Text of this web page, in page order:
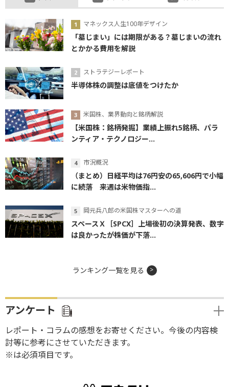
マネックス人生100年デザイン
「墓じまい」には期限がある？墓じまいの流れ
とかかる費用を解説
ストラテジーレポート
半導体株の調整は底値をつけたか
米国株、業界動向と銘柄解説
【米国株：銘柄発掘】業績上振れ5銘柄、パラ
ンティア・テクノロジー...
市況概況
（まとめ）日経平均は76円安の65,606円で小幅
に続落 来週は米物価指...
岡元兵八郎の米国株マスターへの道
スペースＸ［SPCX］上場後初の決算発表、数字
は良かったが株価が下落...
ランキング一覧を見る
アンケート
レポート・コラムの感想をお寄せください。今後の内容検
討等に参考にさせていただきます。
※は必須項目です。